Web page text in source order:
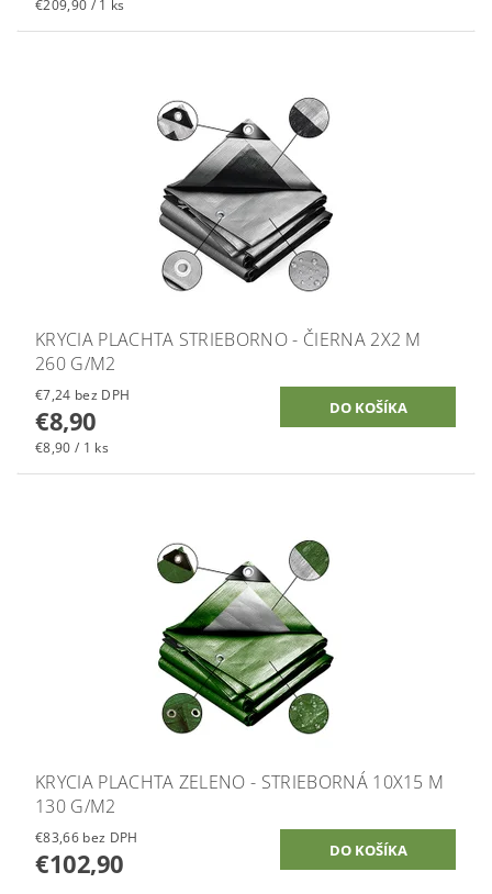
€209,90 / 1 ks
KRYCIA PLACHTA STRIEBORNO - ČIERNA 2X2 M
260 G/M2
€7,24 bez DPH
€8,90
€8,90 / 1 ks
KRYCIA PLACHTA ZELENO - STRIEBORNÁ 10X15 M
130 G/M2
€83,66 bez DPH
€102,90